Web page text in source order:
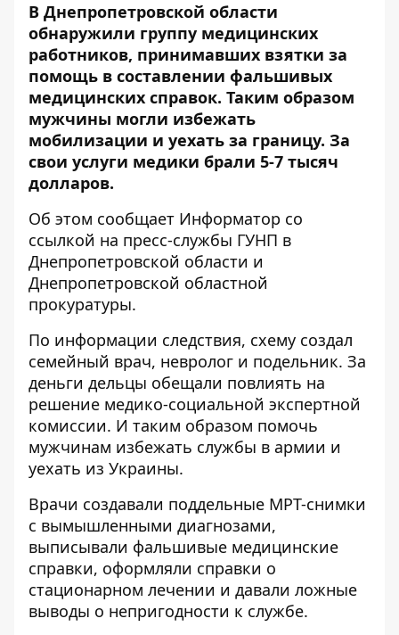
В Днепропетровской области
обнаружили группу медицинских
работников, принимавших взятки за
помощь в составлении фальшивых
медицинских справок. Таким образом
мужчины могли избежать
мобилизации и уехать за границу. За
свои услуги медики брали 5-7 тысяч
долларов.
Об этом сообщает Информатор со
ссылкой на пресс-службы ГУНП в
Днепропетровской области и
Днепропетровской областной
прокуратуры.
По информации следствия, схему создал
семейный врач, невролог и подельник. За
деньги дельцы обещали повлиять на
решение медико-социальной экспертной
комиссии. И таким образом помочь
мужчинам избежать службы в армии и
уехать из Украины.
Врачи создавали поддельные МРТ-снимки
с вымышленными диагнозами,
выписывали фальшивые медицинские
справки, оформляли справки о
стационарном лечении и давали ложные
выводы о непригодности к службе.